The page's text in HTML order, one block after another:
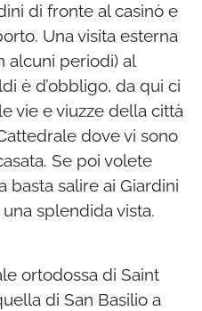
di fronte al casinò e
Una visita esterna
alcuni periodi) al
è d’obbligo, da qui ci
vie e viuzze della città
dove vi sono
Se poi volete
basta salire ai Giardini
splendida vista.
ortodossa di Saint
di San Basilio a